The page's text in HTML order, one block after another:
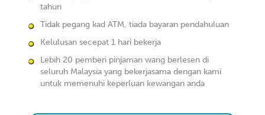
tahun
Tidak pegang kad ATM, tiada bayaran pendahuluan
Kelulusan secepat 1 hari bekerja
Lebih 20 pemberi pinjaman wang berlesen di
seluruh Malaysia yang bekerjasama dengan kami
untuk memenuhi keperluan kewangan anda